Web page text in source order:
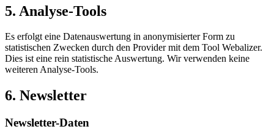
5. Analyse-Tools
Es erfolgt eine Datenauswertung in anonymisierter Form zu
statistischen Zwecken durch den Provider mit dem Tool Webalizer.
Dies ist eine rein statistische Auswertung. Wir verwenden keine
weiteren Analyse-Tools.
6. Newsletter
Newsletter-Daten